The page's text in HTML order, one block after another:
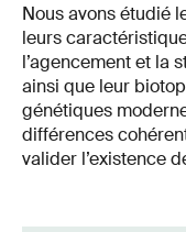
Nous avons étudié
leurs
l’agencement et la
ainsi que leur
génétiques
différences
valider l’existence